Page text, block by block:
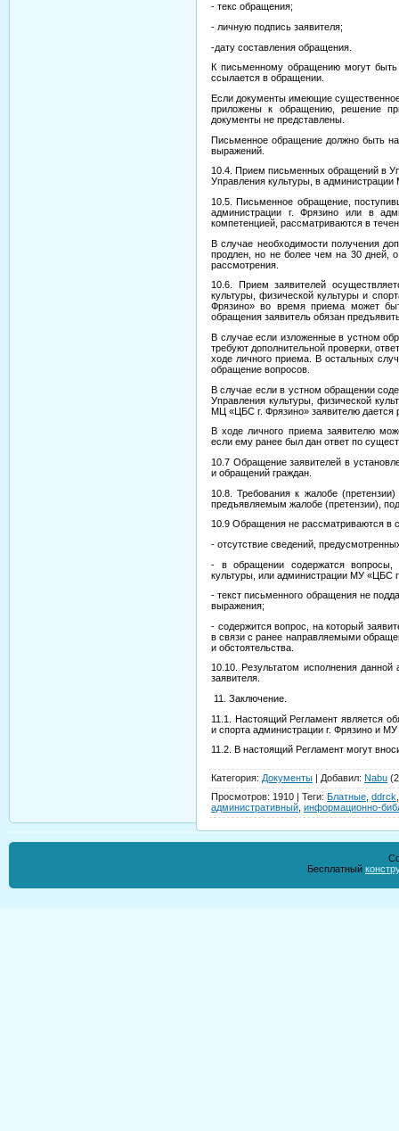
- текс обращения;
- личную подпись заявителя;
-дату составления обращения.
К письменному обращению могут
ссылается в обращении.
Если документы имеющие
приложены к обращению, решение
документы не представлены.
Письменное обращение должно быть
выражений.
10.4. Прием письменных обращений в
Управления культуры, в
10.5. Письменное обращение,
администрации г. Фрязино или в
компетенцией, рассматриваются в
В случае необходимости получения
продлен, но не более чем на 30 дней,
рассмотрения.
10.6. Прием заявителей
культуры, физической культуры и
Фрязино» во время приема может
обращения заявитель обязан
В случае если изложенные в устном
требуют дополнительной проверки,
ходе личного приема. В остальных
обращение вопросов.
В случае если в устном обращении
Управления культуры, физической
МЦ «ЦБС г. Фрязино» заявителю дается
В ходе личного приема заявителю
если ему ранее был дан ответ по
10.7 Обращение заявителей в
и обращений граждан.
10.8. Требования к жалобе
предъявляемым жалобе (претензии),
10.9 Обращения не рассматриваются в
- отсутствие сведений,
- в обращении содержатся вопросы,
культуры, или администрации МУ «ЦБС
- текст письменного обращения не
выражения;
- содержится вопрос, на который
в связи с ранее направляемыми
и обстоятельства.
10.10. Результатом исполнения
заявителя.
11. Заключение.
11.1. Настоящий Регламент является
и спорта администрации г. Фрязино и
11.2. В настоящий Регламент могут
Категория: Документы | Добавил: Nabu
Просмотров: 1910 | Теги: Блатные ddrck
административный информационно-
Бесплатный